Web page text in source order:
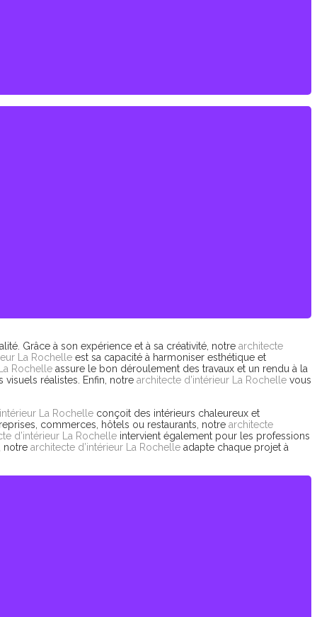
Grâce à son expérience et à sa créativité, notre architecte
La Rochelle est sa capacité à harmoniser esthétique et
Rochelle assure le bon déroulement des travaux et un rendu à la
réalistes. Enfin, notre architecte d’intérieur La Rochelle vous
La Rochelle conçoit des intérieurs chaleureux et
commerces, hôtels ou restaurants, notre architecte
d’intérieur La Rochelle intervient également pour les professions
notre architecte d’intérieur La Rochelle adapte chaque projet à